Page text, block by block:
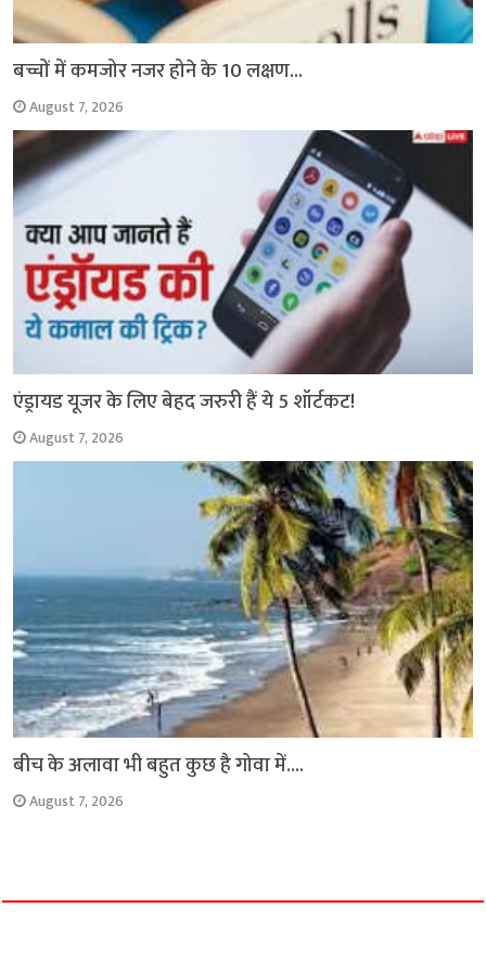
बच्चों में कमजोर नजर होने के 10 लक्षण…
August 7, 2026
एंड्रायड यूजर के लिए बेहद जरुरी हैं ये 5 शॉर्टकट!
August 7, 2026
बीच के अलावा भी बहुत कुछ है गोवा में….
August 7, 2026